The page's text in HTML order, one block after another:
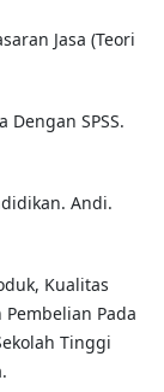
Jasa (Teori
SPSS.
Andi.
Kualitas
Pada
Tinggi